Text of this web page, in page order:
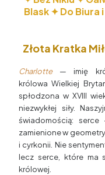
Blask ✦ Do Biura
Złota Kratka
Charlotte— imię
królowa Wielkiej
spłodzona w XVIII
niezwykłej siły.
świadomością:
zamienione w
i cyrkonii. Nie
lecz serce, które ma
królowej.